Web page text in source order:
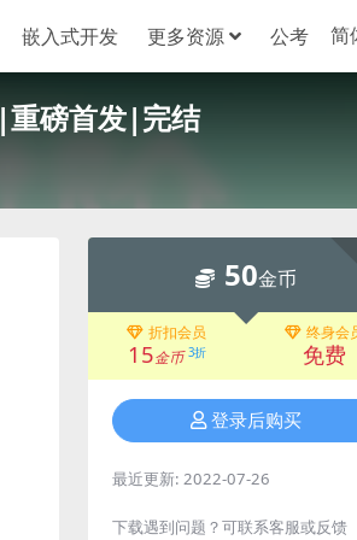
嵌入式开发 更多资源 公考
重磅首发|完结
50金币
折扣会员
15金币 3折
终身会
免费
登录后购买
最近更新: 2022-07-26
下载遇到问题？可联系客服或反馈